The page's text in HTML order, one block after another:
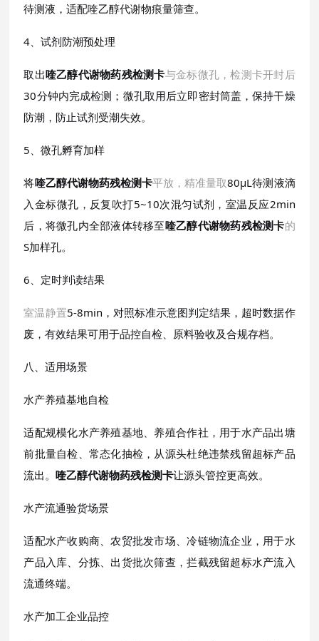
待测液，适配喹乙醇代谢物痕量筛查。
4、试剂防潮预处理
取出喹乙醇代谢物药残检测卡与金标微孔，检测卡开封后
30分钟内完成检测；微孔取用后立即密封筒盖，保持干燥
防潮，防止试剂受潮失效。
5、微孔孵育加样
将喹乙醇代谢物药残检测卡平放，精准量取80μL待测液滴
入金标微孔，反复吹打5~10次混匀试剂，室温反应2min
后，将微孔内全部液体转移至喹乙醇代谢物药残检测卡的
S加样孔。
6、定时判读结果
室温静置5-8min，对照标准示意图判定结果，超时数据作
废，有效结果可用于品控自检、原料验收及合规存档。
八、适用场景
水产养殖基地自检
适配规模化水产养殖基地、养殖合作社，用于水产品出塘
前批量自检、常态化抽检，从源头杜绝违禁残留超标产品
流出。喹乙醇代谢物药残检测卡让源头管控更高效。
水产流通验货场景
适配水产收购商、农贸批发市场、冷链物流企业，用于水
产品入库、分拣、出货批次筛查，拦截残留超标水产流入
流通终端。
水产加工企业品控